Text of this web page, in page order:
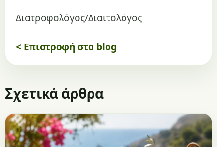
Διατροφολόγος/Διαιτολόγος
< Επιστροφή στο blog
Σχετικά άρθρα